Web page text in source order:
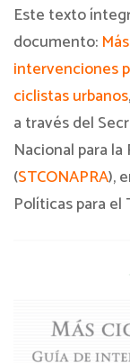
Este texto
documento:
intervenciones
ciclistas urbanos
a través del
Nacional para
(STCONAPRA),
Políticas para